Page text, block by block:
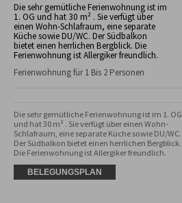
Die sehr gemütliche Ferienwohnung ist im
1. OG und hat 30 m² . Sie verfügt über
einen Wohn-Schlafraum, eine separate
Küche sowie DU/WC. Der Südbalkon
bietet einen herrlichen Bergblick. Die
Ferienwohnung ist Allergiker freundlich.
Ferienwohnung für 1 Bis 2 Personen
Die sehr gemütliche Ferienwohnung ist im 1. OG
und hat 30 m² . Sie verfügt über einen Wohn-
Schlafraum, eine separate Küche sowie DU/WC.
Der Südbalkon bietet einen herrlichen Bergblick.
Die Ferienwohnung ist Allergiker freundlich.
BELEGUNGSPLAN